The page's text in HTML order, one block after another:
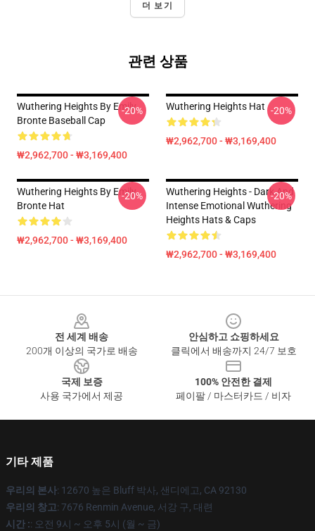
더 보기
관련 상품
Wuthering Heights By Emily
Bronte Baseball Cap
₩2,962,700 - ₩3,169,400
-20% Wuthering Heights Hat
₩2,962,700 - ₩3,169,400
-20%
Wuthering Heights By Emily
Bronte Hat
₩2,962,700 - ₩3,169,400
-20%
Wuthering Heights - Dark And
Intense Emotional Wuthering
Heights Hats & Caps
₩2,962,700 - ₩3,169,400
-20%
전 세계 배송
200개 이상의 국가로 배송
안심하고 쇼핑하세요
클릭에서 배송까지 24/7 보호
국제 보증
사용 국가에서 제공
100% 안전한 결제
페이팔 / 마스터카드 / 비자
기타 제품
우리의 본사: 12670 높은 Bluff 박사, 샌디에고, CA 92130
우리의 창고: 7676 Renmin Avenue, 서강 구, 대련
시간 :: 오전 9시 ~ 오후 5시 (월 ~ 금)